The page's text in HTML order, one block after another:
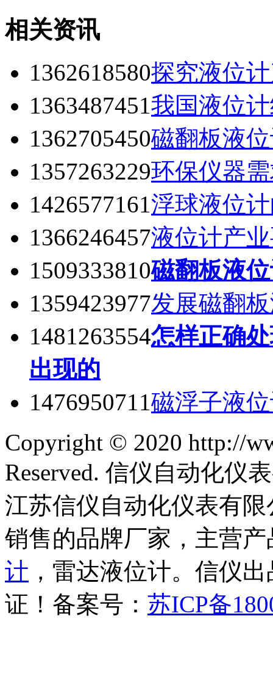
相关资讯
1362618580探究液位
1363487451我国液位
1362705450磁翻板液
1357263229环保仪器
1426577161浮球液位
1366246457液位计产
1509333810磁翻板液
1359423977发展磁翻
1481263554怎样正确
出现的
1476950711磁浮子液
Copyright © 2020 http://
Reserved. 信仪自动化仪
江苏信仪自动化仪表有
销售的品牌厂家，主营产
计 ，雷达液位计。信仪
证！备案号： 苏ICP备